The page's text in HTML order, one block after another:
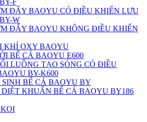
F
ĐẨY BAOYU CÓ ĐIỀU KHIỂN LƯU
W
ĐẨY BAOYU KHÔNG ĐIỀU KHIỂN
KHÍ OXY BAOYU
BỂ CÁ BAOYU E600
LUỒNG TẠO SÓNG CÓ ĐIỀU
BY-K600
BỂ CÁ BAOYU BY
KHUẨN BỂ CÁ BAOYU BY186